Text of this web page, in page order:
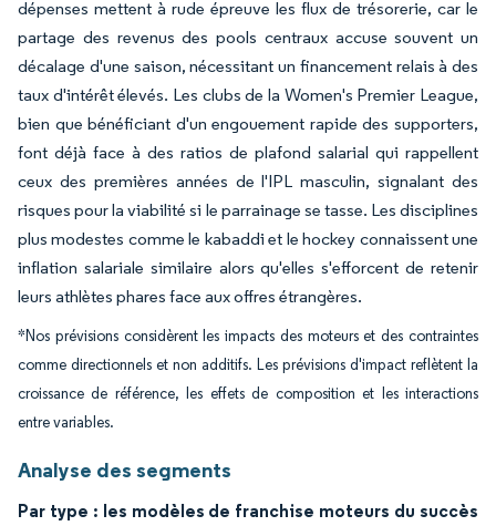
dépenses mettent à rude épreuve les flux de trésorerie, car le
partage des revenus des pools centraux accuse souvent un
décalage d'une saison, nécessitant un financement relais à des
taux d'intérêt élevés. Les clubs de la Women's Premier League,
bien que bénéficiant d'un engouement rapide des supporters,
font déjà face à des ratios de plafond salarial qui rappellent
ceux des premières années de l'IPL masculin, signalant des
risques pour la viabilité si le parrainage se tasse. Les disciplines
plus modestes comme le kabaddi et le hockey connaissent une
inflation salariale similaire alors qu'elles s'efforcent de retenir
leurs athlètes phares face aux offres étrangères.
*Nos prévisions considèrent les impacts des moteurs et des contraintes
comme directionnels et non additifs. Les prévisions d'impact reflètent la
croissance de référence, les effets de composition et les interactions
entre variables.
Analyse des segments
Par type : les modèles de franchise moteurs du succès